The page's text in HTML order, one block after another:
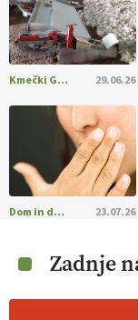
Kmečki Glas 29.06.26
Dom in družina 23.07.26
Zadnje